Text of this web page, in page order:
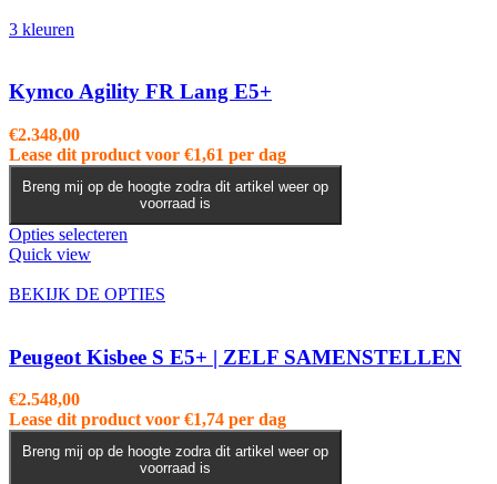
3 kleuren
Kymco Agility FR Lang E5+
€2.348,00
Lease dit product voor €1,61 per dag
Breng mij op de hoogte zodra dit artikel weer op
voorraad is
Opties selecteren
meerdere
optie
kan
worden
op
de
productpagina
Quick view
BEKIJK DE OPTIES
Peugeot Kisbee S E5+ | ZELF SAMENSTELLEN
€2.548,00
Lease dit product voor €1,74 per dag
Breng mij op de hoogte zodra dit artikel weer op
voorraad is